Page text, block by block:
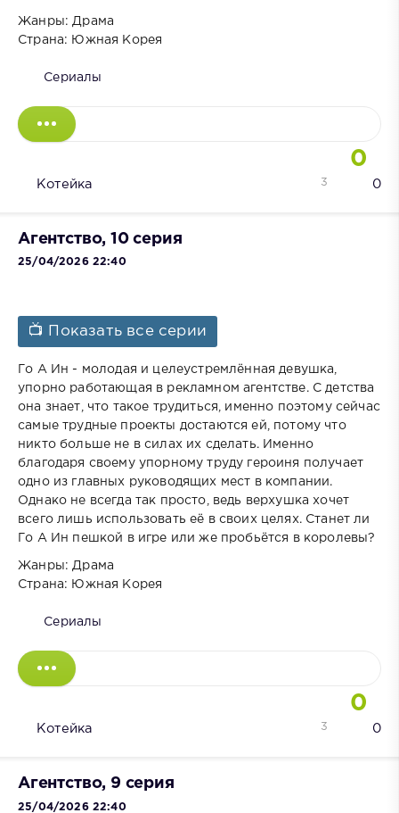
Жанры: Драма
Страна: Южная Корея
Сериалы
0
Котейка 0
3
Агентство, 10 серия
25/04/2026 22:40
📺 Показать все серии
Го А Ин - молодая и целеустремлённая девушка,
упорно работающая в рекламном агентстве. С детства
она знает, что такое трудиться, именно поэтому сейчас
самые трудные проекты достаются ей, потому что
никто больше не в силах их сделать. Именно
благодаря своему упорному труду героиня получает
одно из главных руководящих мест в компании.
Однако не всегда так просто, ведь верхушка хочет
всего лишь использовать её в своих целях. Станет ли
Го А Ин пешкой в игре или же пробьётся в королевы?
Жанры: Драма
Страна: Южная Корея
Сериалы
0
Котейка 0
3
Агентство, 9 серия
25/04/2026 22:40